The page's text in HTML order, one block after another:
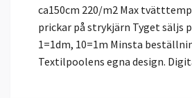
ca150cm 220/m2 Max
prickar på strykjärn Tyget säljs
1=1dm, 10=1m Minsta
Textilpoolens egna design.